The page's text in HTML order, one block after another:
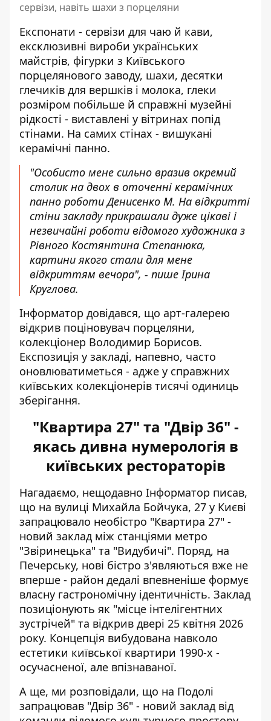
сервізи, навіть шахи з порцеляни
Експонати - сервізи для чаю й кави,
ексклюзивні вироби українських
майстрів, фігурки з Київського
порцелянового заводу, шахи, десятки
глечиків для вершків і молока, глеки
розміром побільше й справжні музейні
рідкості - виставлені у вітринах попід
стінами. На самих стінах - вишукані
керамічні панно.
"Особисто мене сильно вразив окремий
столик на двох в оточенні керамічних
панно роботи Денисенко М. На відкритті
стіни закладу прикрашали дуже цікаві і
незвичайні роботи відомого художника з
Рівного Костянтина Степанюка,
картини якого стали для мене
відкриттям вечора", - пише Ірина
Круглова.
Інформатор довідався, що арт-галерею
відкрив поціновувач порцеляни,
колекціонер Володимир Борисов.
Експозиція у закладі, напевно, часто
оновлюватиметься - адже у справжних
київських колекціонерів тисячі одиниць
зберігання.
"Квартира 27" та "Двір 36" -
якась дивна нумерологія в
київських рестораторів
Нагадаємо, нещодавно Інформатор писав,
що на вулиці Михайла Бойчука, 27 у Києві
запрацювало необістро "Квартира 27" -
новий заклад між станціями метро
"Звіринецька" та "Видубичі". Поряд, на
Печерську, нові бістро з'являються вже не
вперше - район дедалі впевненіше формує
власну гастрономічну ідентичність. Заклад
позиціонують як "місце інтелігентних
зустрічей" та відкрив двері 25 квітня 2026
року. Концепція вибудована навколо
естетики київської квартири 1990-х -
осучасненої, але впізнаваної.
А ще, ми розповідали, що на Подолі
запрацював "Двір 36" - новий заклад від